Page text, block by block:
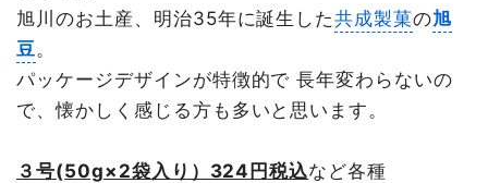
旭川のお土産、明治35年に誕生した共成製菓の旭
豆。
パッケージデザインが特徴的で 長年変わらないの
で、懐かしく感じる方も多いと思います。
３号(50g×2袋入り）324円税込など各種